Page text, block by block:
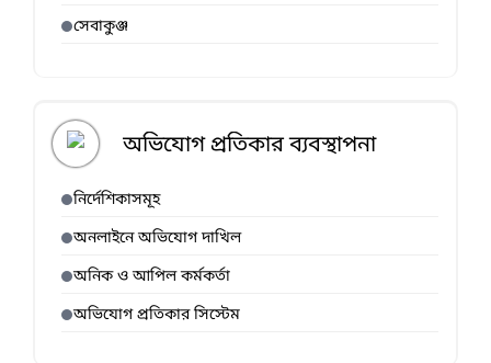
সেবাকুঞ্জ
অভিযোগ প্রতিকার ব্যবস্থাপনা
নির্দেশিকাসমূহ
অনলাইনে অভিযোগ দাখিল
অনিক ও আপিল কর্মকর্তা
অভিযোগ প্রতিকার সিস্টেম